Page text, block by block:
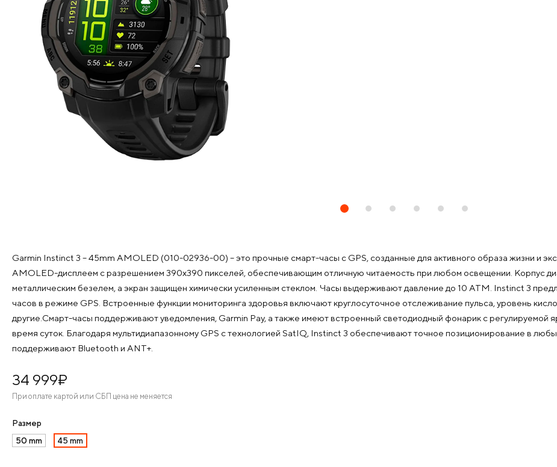
Garmin Instinct 3 – 45mm AMOLED (010-02936-00) – это прочные смарт-часы с GPS, созданные для активного образа жизни и
AMOLED-дисплеем с разрешением 390x390 пикселей, обеспечивающим отличную читаемость при любом освещении. Корпус
металлическим безелем, а экран защищен химически усиленным стеклом. Часы выдерживают давление до 10 АТМ. Instinct 3
часов в режиме GPS. Встроенные функции мониторинга здоровья включают круглосуточное отслеживание пульса, уровень
другие.Смарт-часы поддерживают уведомления, Garmin Pay, а также имеют встроенный светодиодный фонарик с регулируемой
время суток. Благодаря мультидиапазонному GPS с технологией SatIQ, Instinct 3 обеспечивают точное позиционирование в
поддерживают Bluetooth и ANT+.
34 999¤
При оплате картой или СБП цена не меняется
Размер
50 mm
45 mm